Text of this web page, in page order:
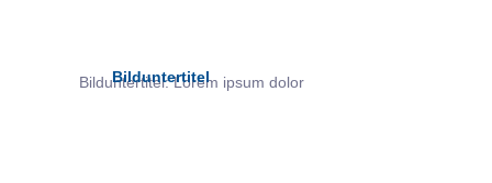
Bilduntertitel: Lorem ipsum dolor
Bilduntertitel